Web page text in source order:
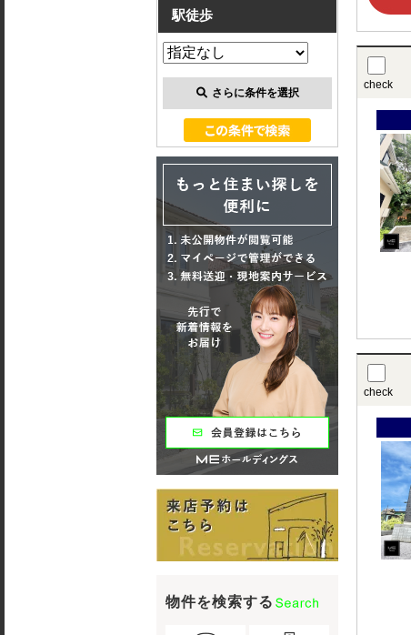
check
check
駅徒歩
さらに条件を選択
物件を検索する